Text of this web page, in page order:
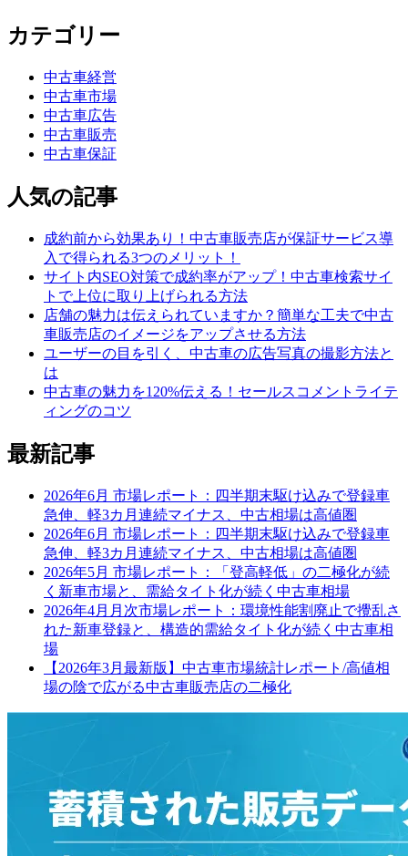
カテゴリー
中古車経営
中古車市場
中古車広告
中古車販売
中古車保証
人気の記事
成約前から効果あり！中古車販売店が保証サービス導
入で得られる3つのメリット！
サイト内SEO対策で成約率がアップ！中古車検索サイ
トで上位に取り上げられる方法
店舗の魅力は伝えられていますか？簡単な工夫で中古
車販売店のイメージをアップさせる方法
ユーザーの目を引く、中古車の広告写真の撮影方法と
は
中古車の魅力を120%伝える！セールスコメントライテ
ィングのコツ
最新記事
2026年6月 市場レポート：四半期末駆け込みで登録車
急伸、軽3カ月連続マイナス、中古相場は高値圏
2026年6月 市場レポート：四半期末駆け込みで登録車
急伸、軽3カ月連続マイナス、中古相場は高値圏
2026年5月 市場レポート：「登高軽低」の二極化が続
く新車市場と、需給タイト化が続く中古車相場
2026年4月月次市場レポート：環境性能割廃止で攪乱さ
れた新車登録と、構造的需給タイト化が続く中古車相
場
【2026年3月最新版】中古車市場統計レポート/高値相
場の陰で広がる中古車販売店の二極化